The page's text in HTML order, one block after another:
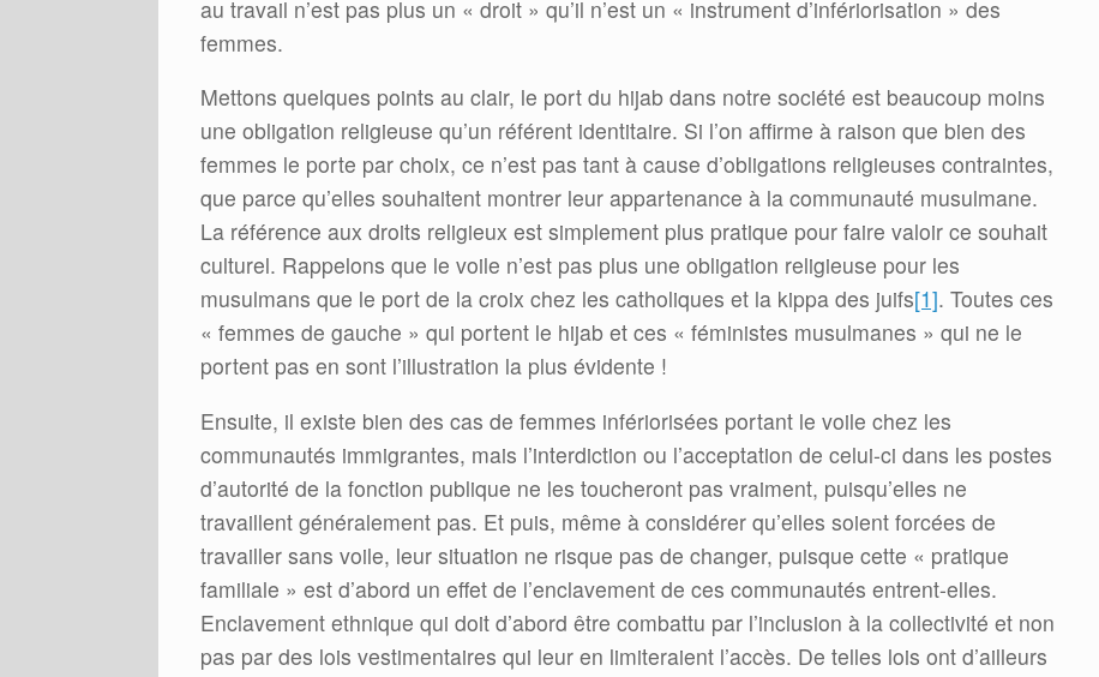
au travail n’est pas plus un « droit » qu’il n’est un « instrument d’infériorisation » des
femmes.
Mettons quelques points au clair, le port du hijab dans notre société est beaucoup moins
une obligation religieuse qu’un référent identitaire. Si l’on affirme à raison que bien des
femmes le porte par choix, ce n’est pas tant à cause d’obligations religieuses contraintes,
que parce qu’elles souhaitent montrer leur appartenance à la communauté musulmane.
La référence aux droits religieux est simplement plus pratique pour faire valoir ce souhait
culturel. Rappelons que le voile n’est pas plus une obligation religieuse pour les
musulmans que le port de la croix chez les catholiques et la kippa des juifs[1]. Toutes ces
« femmes de gauche » qui portent le hijab et ces « féministes musulmanes » qui ne le
portent pas en sont l’illustration la plus évidente !
Ensuite, il existe bien des cas de femmes infériorisées portant le voile chez les
communautés immigrantes, mais l’interdiction ou l’acceptation de celui-ci dans les postes
d’autorité de la fonction publique ne les toucheront pas vraiment, puisqu’elles ne
travaillent généralement pas. Et puis, même à considérer qu’elles soient forcées de
travailler sans voile, leur situation ne risque pas de changer, puisque cette « pratique
familiale » est d’abord un effet de l’enclavement de ces communautés entrent-elles.
Enclavement ethnique qui doit d’abord être combattu par l’inclusion à la collectivité et non
pas par des lois vestimentaires qui leur en limiteraient l’accès. De telles lois ont d’ailleurs